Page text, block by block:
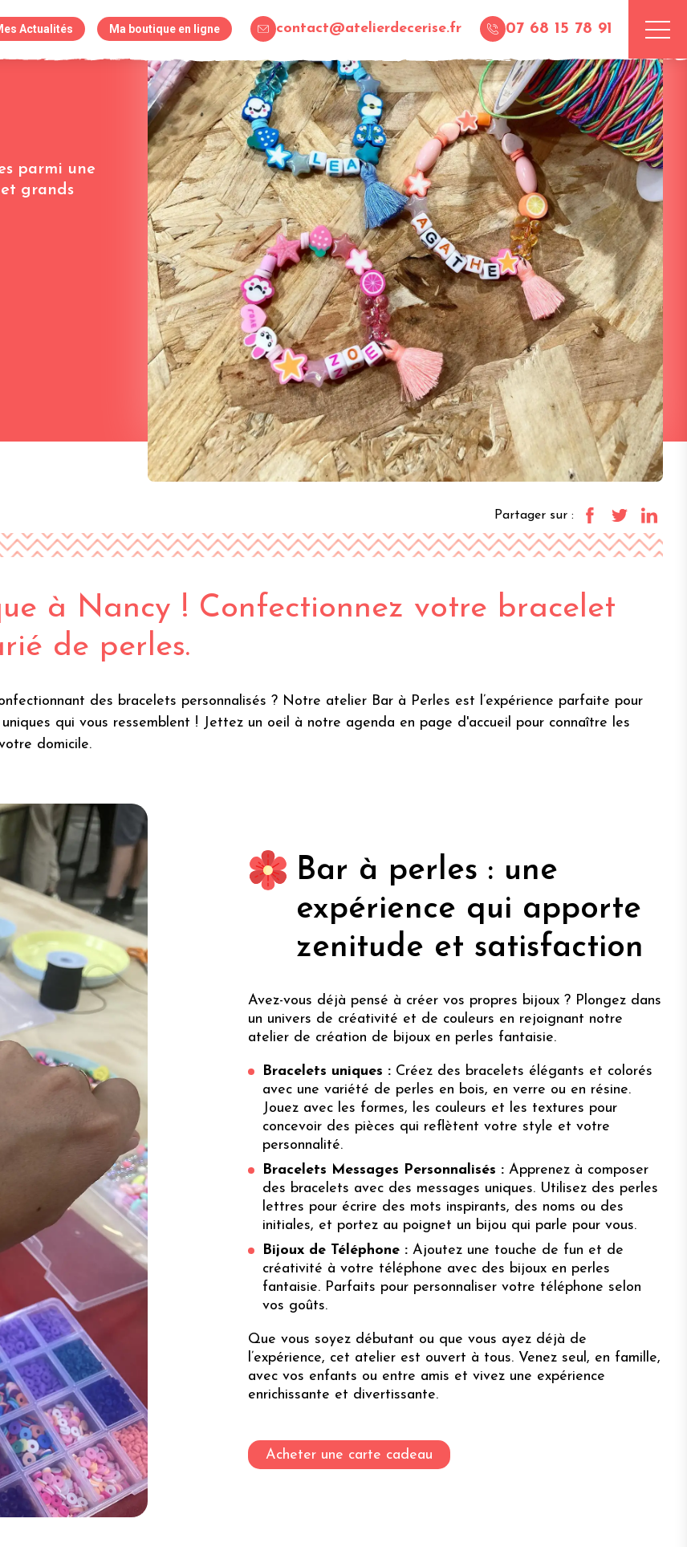
Actualités Ma boutique en ligne 07 68 15 78 91
parmi une
grands
Partager sur :
à Nancy ! Confectionnez votre bracelet
de perles.
des bracelets personnalisés ? Notre atelier Bar à Perles est l’expérience parfaite pour
qui vous ressemblent ! Jettez un oeil à notre agenda en page d'accueil pour connaître les
domicile.
Bar à perles : une
expérience qui apporte
zenitude et satisfaction
Avez-vous déjà pensé à créer vos propres bijoux ? Plongez dans
un univers de créativité et de couleurs en rejoignant notre
atelier de création de bijoux en perles fantaisie.
Bracelets uniques : Créez des bracelets élégants et colorés
avec une variété de perles en bois, en verre ou en résine.
Jouez avec les formes, les couleurs et les textures pour
concevoir des pièces qui reflètent votre style et votre
personnalité.
Bracelets Messages Personnalisés : Apprenez à composer
des bracelets avec des messages uniques. Utilisez des perles
lettres pour écrire des mots inspirants, des noms ou des
initiales, et portez au poignet un bijou qui parle pour vous.
Bijoux de Téléphone : Ajoutez une touche de fun et de
créativité à votre téléphone avec des bijoux en perles
fantaisie. Parfaits pour personnaliser votre téléphone selon
vos goûts.
Que vous soyez débutant ou que vous ayez déjà de
l’expérience, cet atelier est ouvert à tous. Venez seul, en famille,
avec vos enfants ou entre amis et vivez une expérience
enrichissante et divertissante.
Acheter une carte cadeau